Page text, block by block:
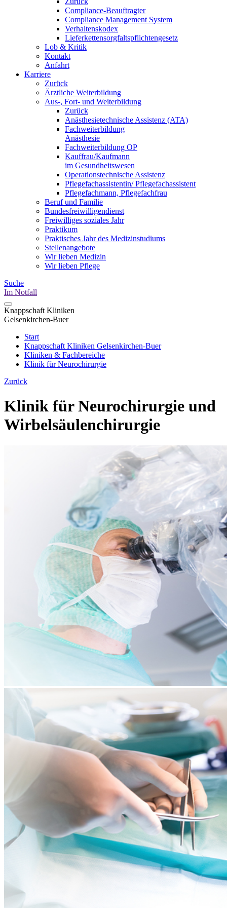
Compliance-Beauftragter
Compliance Management System
Verhaltenskodex
Lieferkettensorgfaltspflichtengesetz
Lob & Kritik
Kontakt
Anfahrt
Karriere
Zurück
Ärztliche Weiterbildung
Aus-, Fort- und Weiterbildung
Zurück
Anästhesietechnische Assistenz (ATA)
Fachweiterbildung
Anästhesie
Fachweiterbildung OP
Kauffrau/Kaufmann
im Gesundheitswesen
Operationstechnische Assistenz
Pflegefachassistentin/ Pflegefachassistent
Pflegefachmann, Pflegefachfrau
Beruf und Familie
Bundesfreiwilligendienst
Freiwilliges soziales Jahr
Praktikum
Praktisches Jahr des Medizinstudiums
Stellenangebote
Wir lieben Medizin
Wir lieben Pflege
Suche
Im Notfall
Knappschaft Kliniken
Gelsenkirchen-Buer
Start
Knappschaft Kliniken Gelsenkirchen-Buer
Kliniken & Fachbereiche
Klinik für Neurochirurgie
Zurück
Klinik für Neurochirurgie und
Wirbelsäulenchirurgie